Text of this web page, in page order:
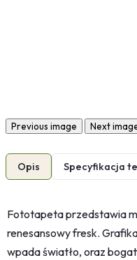
Previous image Next
Opis Specyfikacja
Fototapeta przedstawia
renesansowy fresk.
wpada światło, oraz